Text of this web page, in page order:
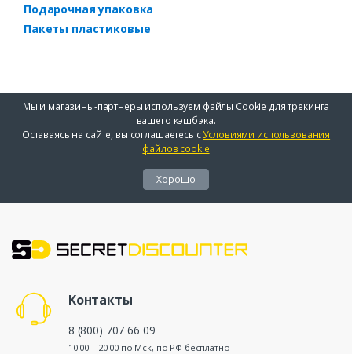
Подарочная упаковка
Пакеты пластиковые
Мы и магазины-партнеры используем файлы Cookie для трекинга
вашего кэшбэка.
Оставаясь на сайте, вы соглашаетесь сУсловиями использования
файлов cookie
Хорошо
Контакты
8 (800) 707 66 09
10:00 – 20:00 по Мск, по РФ бесплатно